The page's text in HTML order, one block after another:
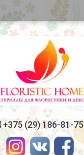
+375 (29) 186-81-75